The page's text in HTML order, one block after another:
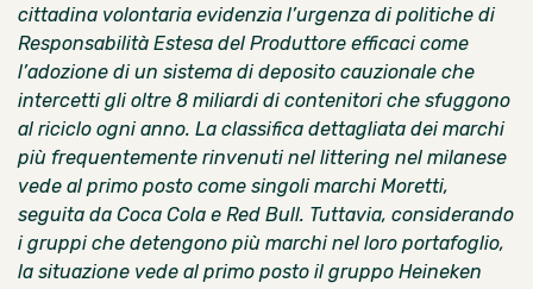
cittadina volontaria evidenzia l’urgenza di politiche di
Responsabilità Estesa del Produttore efficaci come
l’adozione di un sistema di deposito cauzionale che
intercetti gli oltre 8 miliardi di contenitori che sfuggono
al riciclo ogni anno. La classifica dettagliata dei marchi
più frequentemente rinvenuti nel littering nel milanese
vede al primo posto come singoli marchi Moretti,
seguita da Coca Cola e Red Bull. Tuttavia, considerando
i gruppi che detengono più marchi nel loro portafoglio,
la situazione vede al primo posto il gruppo Heineken